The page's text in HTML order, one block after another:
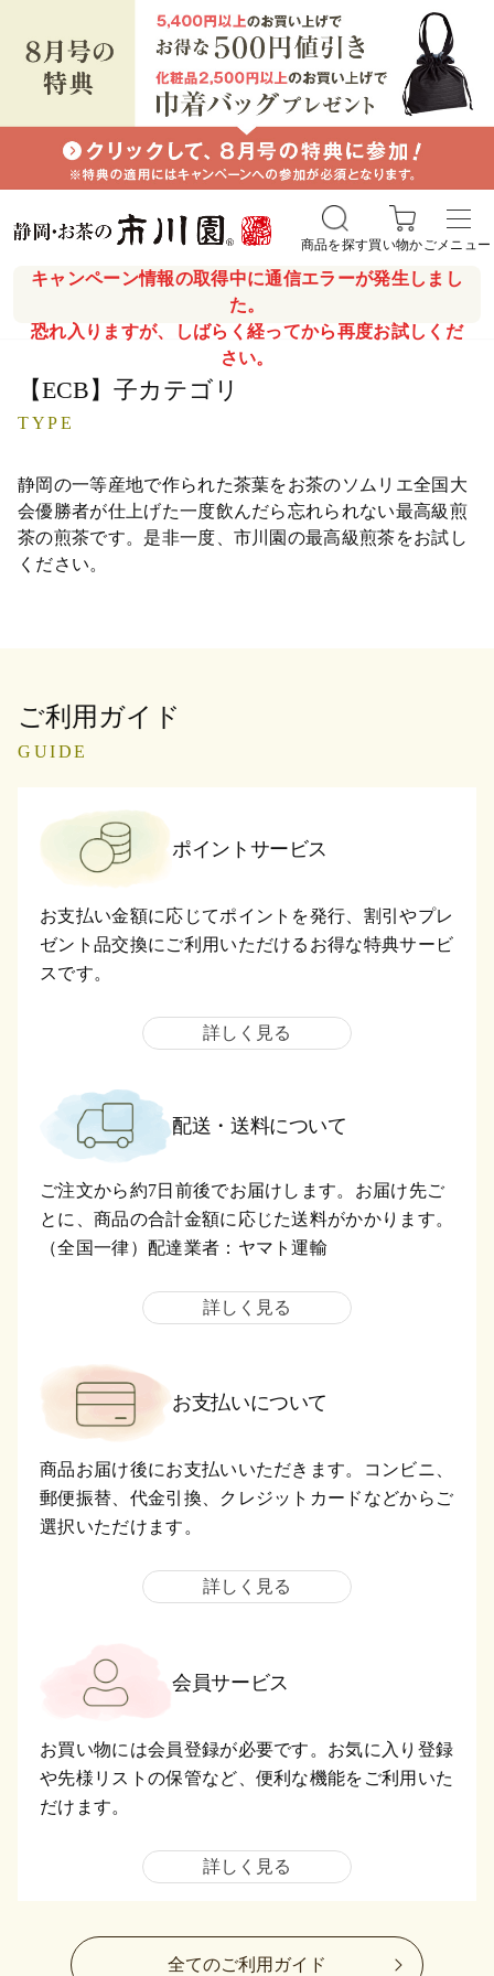
キャンペーン情報の取得中に通信エラーが発生しまし
た。
恐れ入りますが、しばらく経ってから再度お試しくだ
さい。
商品を探す買い物かごメニュー
【ECB】子カテゴリ
TYPE
静岡の一等産地で作られた茶葉をお茶のソムリエ全国大
会優勝者が仕上げた一度飲んだら忘れられない最高級煎
茶の煎茶です。是非一度、市川園の最高級煎茶をお試し
ください。
ご利用ガイド
GUIDE
ポイントサービス
お支払い金額に応じてポイントを発行、割引やプレ
ゼント品交換にご利用いただけるお得な特典サービ
スです。
詳しく見る
配送・送料について
ご注文から約7日前後でお届けします。お届け先ご
とに、商品の合計金額に応じた送料がかかります。
（全国一律）配達業者：ヤマト運輸
詳しく見る
お支払いについて
商品お届け後にお支払いいただきます。コンビニ、
郵便振替、代金引換、クレジットカードなどからご
選択いただけます。
詳しく見る
会員サービス
お買い物には会員登録が必要です。お気に入り登録
や先様リストの保管など、便利な機能をご利用いた
だけます。
詳しく見る
全てのご利用ガイド